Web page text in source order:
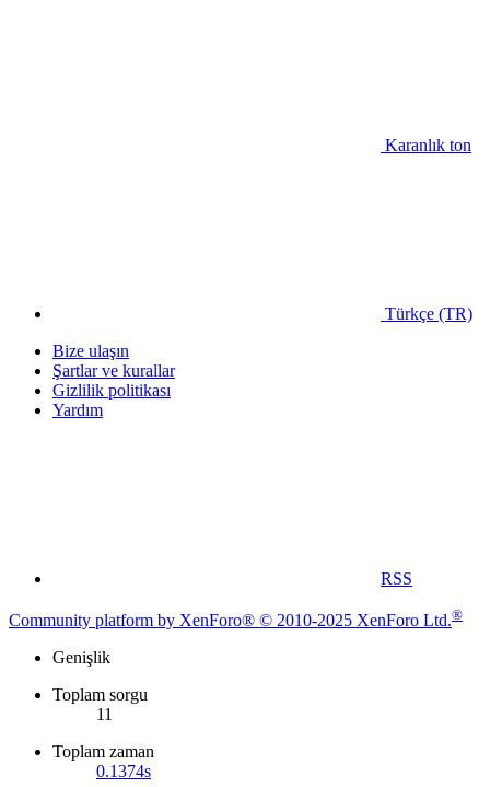
Karanlık ton
Türkçe (TR)
Bize ulaşın
Şartlar ve kurallar
Gizlilik politikası
Yardım
RSS
Community platform by XenForo® © 2010-2025 XenForo Ltd.®
Genişlik
Toplam sorgu
11
Toplam zaman
0.1374s